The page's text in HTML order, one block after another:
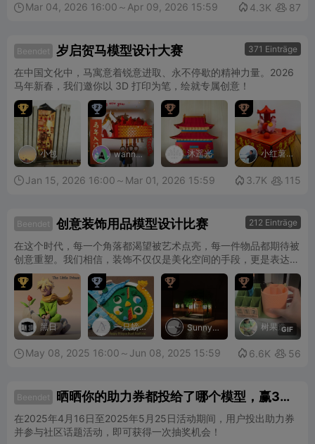
 Mar 04, 2026 16:00～Apr 09, 2026 15:59  4.3K  87
371 Einträge
Beendet 岁启贺马模型设计大赛
在中国文化中，马寓意着锐意进取、永不停歇的精神力量。2026
马年新春，我们邀你以 3D 打印为笔，绘就专属创意！
小包

wanna
wow 摆
烂猫

沐遥光

小红薯
手工人

 Jan 15, 2026 16:00～Mar 01, 2026 15:59  3.7K  115
212 Einträge
Beendet 创意装饰用品模型设计比赛
在这个时代，每一个角落都渴望被艺术点亮，每一件物品都期待被
创意重塑。我们相信，装饰不仅仅是美化空间的手段，更是表达个
性和情感的媒介。我们希望通过本次创意装饰用品模型设计比赛，
一起去探索装饰艺术的边界，释放无限创意潜能！
黑日

一只螃
蟹

Sunny_
Star

GIF
树果造
物

 May 08, 2025 16:00～Jun 08, 2025 15:59  6.6K  56
Beendet
晒晒你的助力券都投给了哪个模型，赢3D
打印机！
在2025年4月16日至2025年5月25日活动期间，用户投出助力券
并参与社区话题活动，即可获得一次抽奖机会！